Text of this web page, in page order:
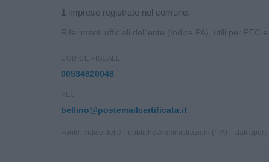
1 imprese registrate nel comune.
Riferimenti ufficiali dell'ente (Indice PA), utili per PEC
CODICE FISCALE
00534820048
PEC
bellino@postemailcertificata.it
Fonte: Indice delle Pubbliche Amministrazioni (IPA) – dati aperti